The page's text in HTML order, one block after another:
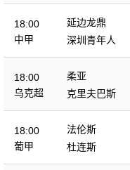
18:00
中甲
延边龙鼎
深圳青年人
18:00
乌克超
柔亚
克里夫巴斯
18:00
葡甲
法伦斯
杜连斯